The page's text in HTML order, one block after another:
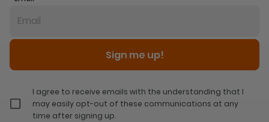
Sign me up!
I agree to receive emails with the understanding that I
may easily opt-out of these communications at any
time after signing up.